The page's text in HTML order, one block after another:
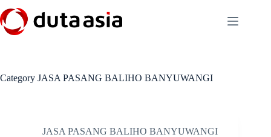
to
content
Category JASA PASANG BALIHO BANYUWANGI
JASA PASANG BALIHO BANYUWANGI